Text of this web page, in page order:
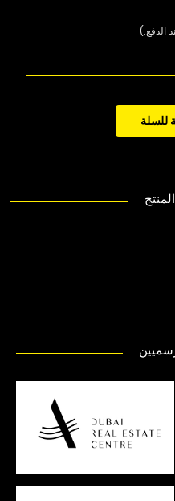
الدفع.)
للسلة